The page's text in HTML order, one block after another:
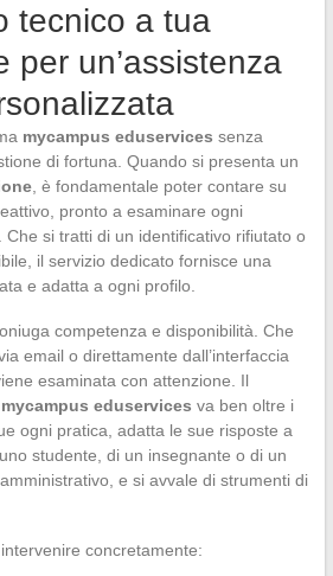
tecnico a tua
per un’assistenza
mycampus eduservices senza
di fortuna. Quando si presenta un
, è fondamentale poter contare su
pronto a esaminare ogni
si tratti di un identificativo rifiutato o
il servizio dedicato fornisce una
e adatta a ogni profilo.
competenza e disponibilità. Che
email o direttamente dall’interfaccia
esaminata con attenzione. Il
eduservices va ben oltre i
ogni pratica, adatta le sue risposte a
studente, di un insegnante o di un
e si avvale di strumenti di
concretamente: